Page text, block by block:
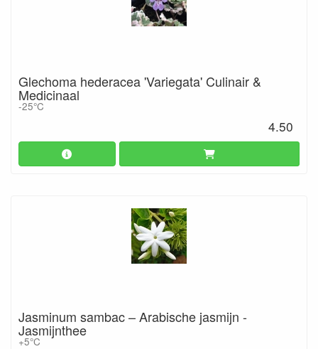
Glechoma hederacea 'Variegata' Culinair &
Medicinaal
-25°C
4.50
Jasminum sambac – Arabische jasmijn -
Jasmijnthee
+5°C